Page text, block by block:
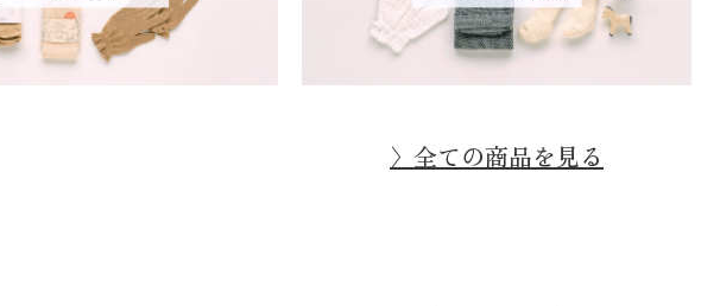
〉全ての商品を見る